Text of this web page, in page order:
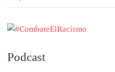
Podcast